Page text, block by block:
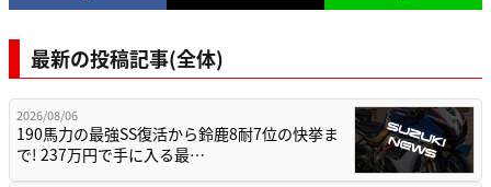
最新の投稿記事(全体)
2026/08/06
190馬力の最強SS復活から鈴鹿8耐7位の快挙ま
で! 237万円で手に入る最…